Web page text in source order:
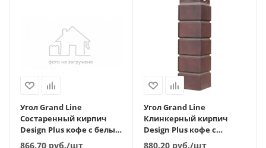
Угол Grand Line
Состаренный кирпич
Design Plus кофе с белым
швом
866.70 руб./шт
Угол Grand Line
Клинкерный кирпич
Design Plus кофе с
темно-бежевым швом
880.20 руб./шт